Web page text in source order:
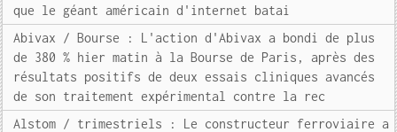
que le géant américain d'internet batai
Abivax / Bourse : L'action d'Abivax a bondi de plus
de 380 % hier matin à la Bourse de Paris, après des
résultats positifs de deux essais cliniques avancés
de son traitement expérimental contre la rec
Alstom / trimestriels : Le constructeur ferroviaire a